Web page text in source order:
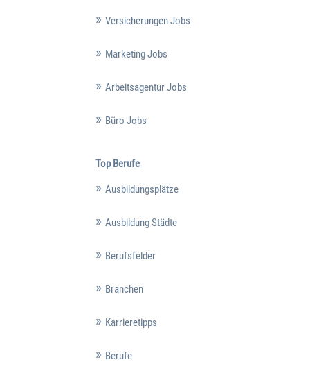
Versicherungen Jobs
Marketing Jobs
Arbeitsagentur Jobs
Büro Jobs
Top Berufe
Ausbildungsplätze
Ausbildung Städte
Berufsfelder
Branchen
Karrieretipps
Berufe